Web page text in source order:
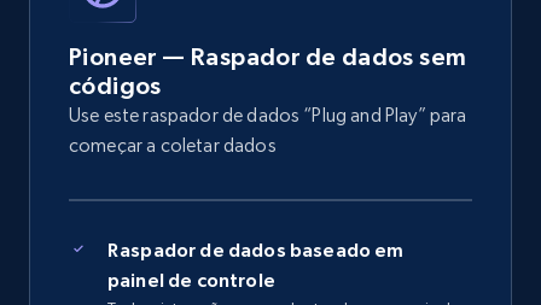
Pioneer — Raspador de dados sem
códigos
Use este raspador de dados “Plug and Play” para
começar a coletar dados
Raspador de dados baseado em
painel de controle